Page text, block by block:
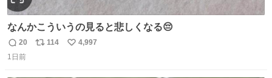
なんかこういうの見ると悲しくなる😔
返
信
20
リ
114
い
4,997
1日前